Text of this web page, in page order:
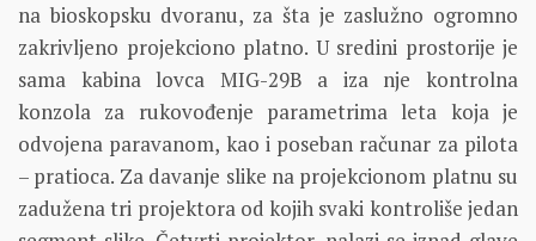
na bioskopsku dvoranu, za šta je zaslužno ogromno
zakrivljeno projekciono platno. U sredini prostorije je
sama kabina lovca MIG-29B a iza nje kontrolna
konzola za rukovođenje parametrima leta koja je
odvojena paravanom, kao i poseban računar za pilota
– pratioca. Za davanje slike na projekcionom platnu su
zadužena tri projektora od kojih svaki kontroliše jedan